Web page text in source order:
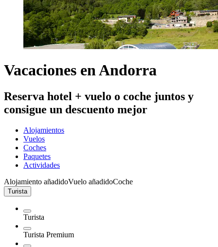
Vacaciones en Andorra
Reserva hotel + vuelo o coche juntos y
consigue un descuento mejor
Alojamientos
Vuelos
Coches
Paquetes
Actividades
Alojamiento añadidoVuelo añadidoCoche
Turista
Turista
Turista Premium